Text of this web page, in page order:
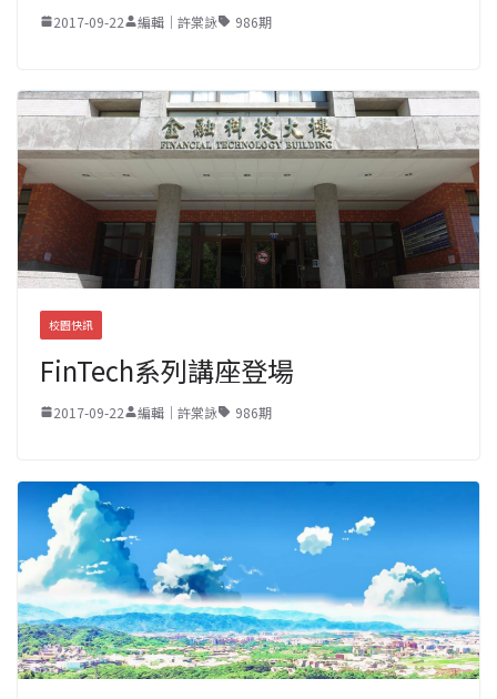
2017-09-22 編輯｜許棠詠 986期
校園快訊
FinTech系列講座登場
2017-09-22 編輯｜許棠詠 986期